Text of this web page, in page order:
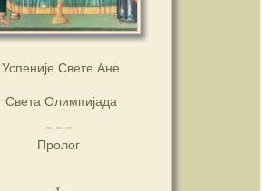
Успеније Свете Ане
Света Олимпијада
Пролог